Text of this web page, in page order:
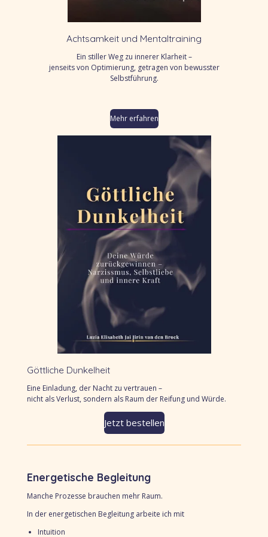
Achtsamkeit und Mentaltraining
Ein stiller Weg zu innerer Klarheit –
jenseits von Optimierung, getragen von bewusster
Selbstführung.
Mehr erfahren
Göttliche Dunkelheit
Eine Einladung, der Nacht zu vertrauen –
nicht als Verlust, sondern als Raum der Reifung und Würde.
Jetzt bestellen
Energetische Begleitung
Manche Prozesse brauchen mehr Raum.
In der energetischen Begleitung arbeite ich mit
Intuition